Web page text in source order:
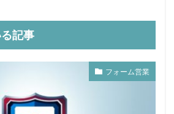
記事
フォーム営業